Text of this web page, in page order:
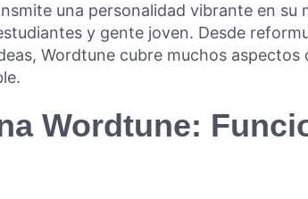
una personalidad vibrante en su
y gente joven. Desde
Wordtune cubre muchos aspectos
Wordtune: